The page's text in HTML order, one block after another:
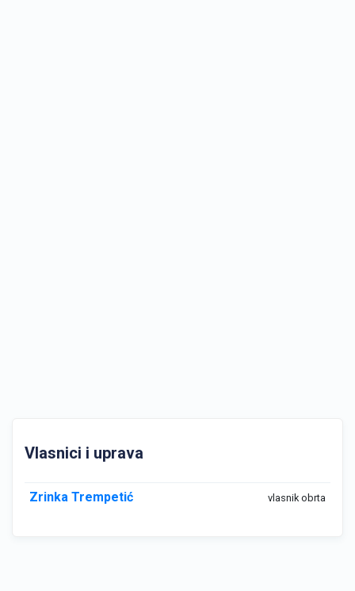
Vlasnici i uprava
Zrinka Trempetić vlasnik obrta